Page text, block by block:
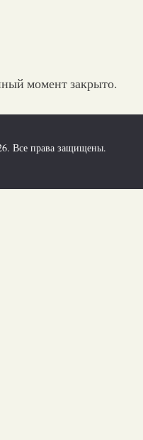
момент закрыто.
Все права защищены.